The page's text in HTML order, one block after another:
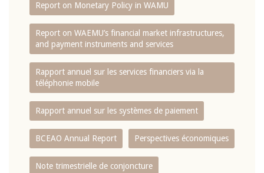
Report on Monetary Policy in WAMU
Report on WAEMU’s financial market infrastructures,
and payment instruments and services
Rapport annuel sur les services financiers via la
téléphonie mobile
Rapport annuel sur les systèmes de paiement
BCEAO Annual Report Perspectives économiques
Note trimestrielle de conjoncture